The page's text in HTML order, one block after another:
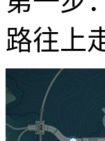
路往上